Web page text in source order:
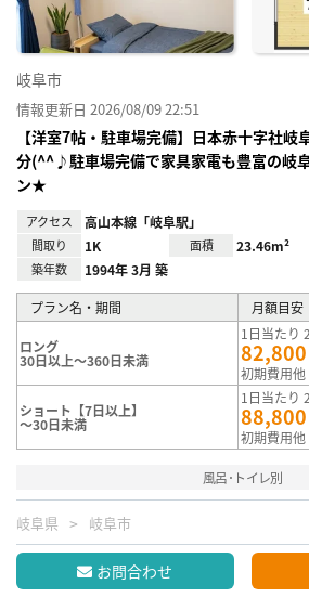
岐阜市
情報更新日 2026/08/09 22:51
【洋室7帖・駐車場完備】日本赤十字社岐
分(^^♪駐車場完備で家具家電も豊富の岐
ン★
アクセス 高山本線「岐阜駅」
間取り 1K 面積 23.46m²
築年数 1994年 3月 築
プラン名・期間 月額目安
ロング
30日以上～360日未満
1日当たり
82,800
初期費用
ショート【7日以上】
～30日未満
1日当たり
88,800
初期費用
風呂･トイレ別
岐阜県 岐阜市
お問合わせ